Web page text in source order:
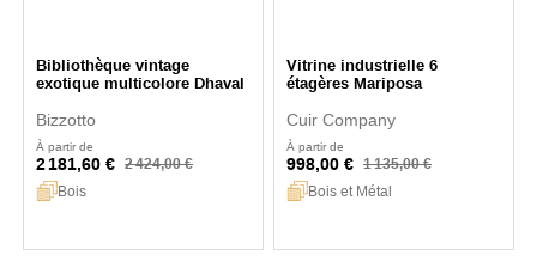
Bibliothèque vintage
exotique multicolore Dhaval
Bizzotto
À partir de
2 181,60 € 2 424,00 €
Bois
Vitrine industrielle 6
étagères Mariposa
Cuir Company
À partir de
998,00 € 1 135,00 €
Bois et Métal